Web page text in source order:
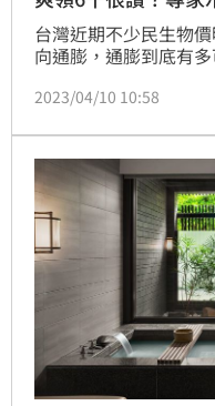
台灣近期不少民生物
向通膨，通膨到底有
大撒幣，加上原物料飆
能買到一杯珍奶了！
2023/04/10 10:58